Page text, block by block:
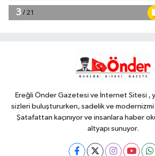
21:59
HAYATINI KAYBETTİ
Ereğli Önder Gazetesi ve İnternet Sitesi ,
sizleri buluştururken, sadelik ve
Şatafattan kaçınıyor ve insanlara haber
altyapı sunuyor.